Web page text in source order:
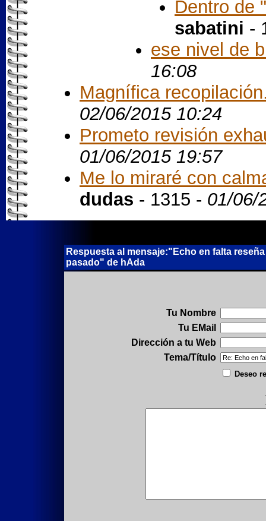
Dentro de
sabatini -
ese nivel de
16:08
Magnífica
02/06/2015 10:24
Prometo revisión
01/06/2015 19:57
Me lo miraré con
dudas - 1315 - 01/06/
Respuesta al mensaje:"Echo en falta
pasado" de hAda
Tu Nombre
Tu EMail
Dirección a tu Web
Tema/Título
Deseo